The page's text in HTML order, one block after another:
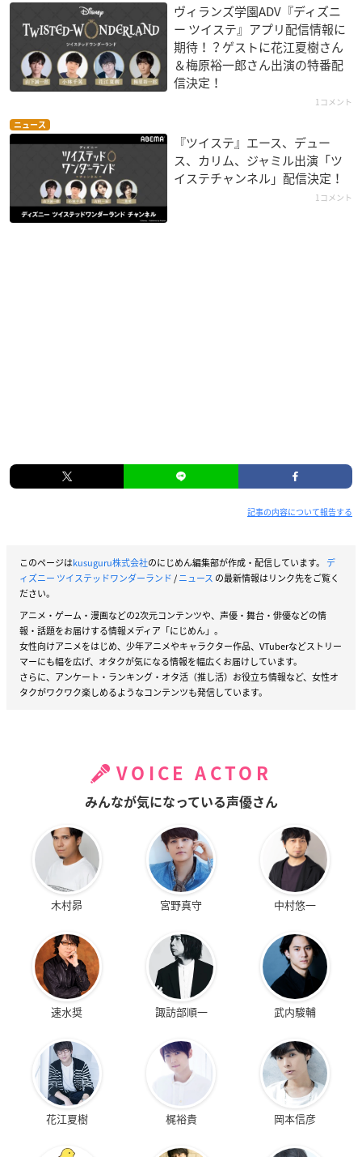
ヴィランズ学園ADV『ディズニ
ー ツイステ』アプリ配信情報に
期待！？ゲストに花江夏樹さん
＆梅原裕一郎さん出演の特番配
信決定！
1コメント
ニュース
『ツイステ』エース、デュー
ス、カリム、ジャミル出演「ツ
イステチャンネル」配信決定！
1コメント
記事の内容について報告する
このページはkusuguru株式会社のにじめん編集部が作成・配信しています。 デ
ィズニー ツイステッドワンダーランド/ニュース の最新情報はリンク先をご覧く
ださい。
アニメ・ゲーム・漫画などの2次元コンテンツや、声優・舞台・俳優などの情
報・話題をお届けする情報メディア「にじめん」。
女性向けアニメをはじめ、少年アニメやキャラクター作品、VTuberなどストリー
マーにも幅を広げ、オタクが気になる情報を幅広くお届けしています。
さらに、アンケート・ランキング・オタ活（推し活）お役立ち情報など、女性オ
タクがワクワク楽しめるようなコンテンツも発信しています。
VOICE ACTOR
みんなが気になっている声優さん
木村昴 宮野真守 中村悠一
速水奨 諏訪部順一 武内駿輔
花江夏樹 梶裕貴 岡本信彦